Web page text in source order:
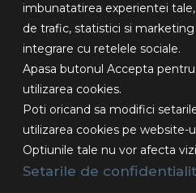
Prindere
17,25
Concediu 30.07-
face dupa
imbunatatirea experientei
de trafic, statistici si
integrare cu retelele sociale.
Apasa butonul Accepta
utilizarea cookies.
Poti oricand sa modifici
utilizarea cookies pe website-
Optiunile tale nu vor afecta
Setarile de